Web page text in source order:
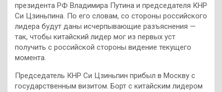
президента РФ Владимира Путина и председателя КНР
Си Цзиньпина. По его словам, со стороны российского
лидера будут даны исчерпывающие разъяснения —
так, чтобы китайский лидер мог из первых уст
получить с российской стороны видение текущего
момента.
Председатель КНР Си Цзиньпин прибыл в Москву с
государственным визитом. Борт с китайским лидером